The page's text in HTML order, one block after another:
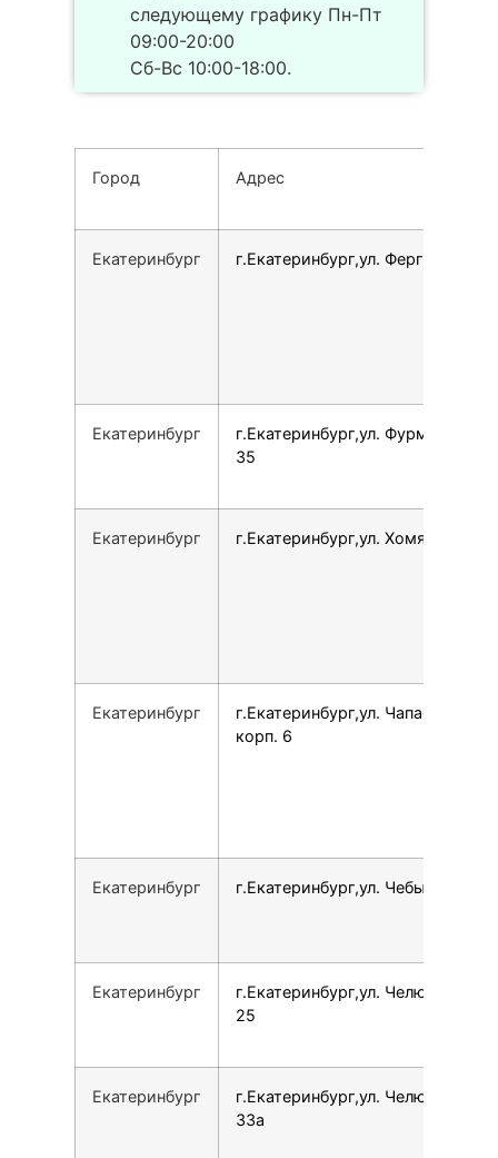
следующему графику Пн-Пт
09:00-20:00
Сб-Вс 10:00-18:00.
Город Адрес
Екатеринбург г.Екатеринбург,ул. Ферганская, 1
Екатеринбург
г.Екатеринбург,ул. Фурманова,
35
Екатеринбург г.Екатеринбург,ул. Хомякова, 20
Екатеринбург
г.Екатеринбург,ул. Чапаева, 14
корп. 6
Екатеринбург г.Екатеринбург,ул. Чебышева, 6
Екатеринбург
г.Екатеринбург,ул. Челюскинцев,
25
Екатеринбург
г.Екатеринбург,ул. Челюскинцев,
33а